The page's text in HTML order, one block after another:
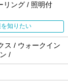
リング / 照明付
知りたい
ス / ウォークイン
/